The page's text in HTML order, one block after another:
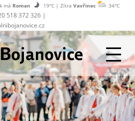
518 372 326 |
má Roman 19°C | Zítra Vavřinec 34°C